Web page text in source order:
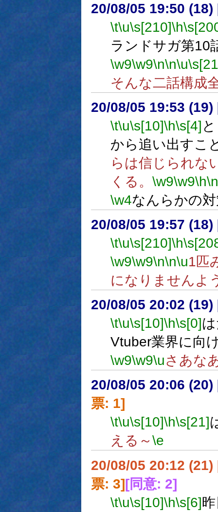
20/08/05 19:50 (18)
\t\u\s[210]\h
ランドサガ第10
\w9\w9\n\n\u
そんな二話構成
20/08/05 19:53 (19)
\t\u\s[10]\h\s[4]
から追い出すこ
らは信じられな
くる。 \w9\w9\h\n
\w4なんらかの
20/08/05 19:57 (18)
\t\u\s[210]\h
\w9\w9\n\n\u1匹
になりませんよ
20/08/05 20:02 (19)
\t\u\s[10]\h\s[0]
Vtuber業界に向
\w9\w9\uさあな
20/08/05 20:06 (20)
票: 1]
\t\u\s[10]\h\s[21]
える～\e
20/08/05 20:12 (21)
票: 3][同意: 2]
\t\u\s[10]\h\s[6]